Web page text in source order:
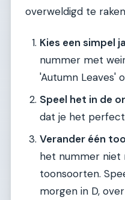
overweldigd te
Kies een simpel
nummer met
'Autumn Leaves'
Speel het in de
dat je het
Verander één
het nummer niet
toonsoorten.
morgen in D,